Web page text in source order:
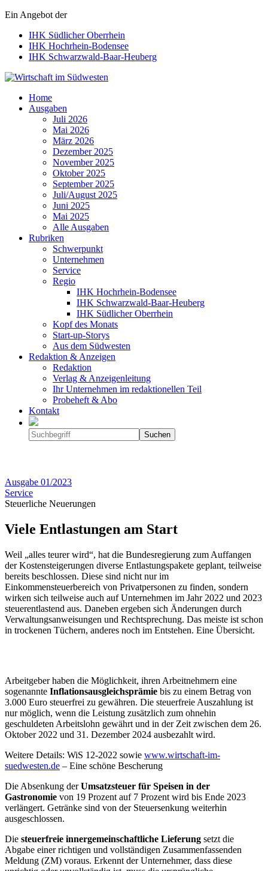
Ein Angebot der
IHK Südlicher Oberrhein
IHK Hochrhein-Bodensee
IHK Schwarzwald-Baar-Heuberg
Wirtschaft im Südwesten
Home
Ausgaben
Juli 2026
Mai 2026
März 2026
Dezember 2025
November 2025
Oktober 2025
September 2025
Juli/August 2025
Juni 2025
Mai 2025
Alle Ausgaben
Rubriken
Schwerpunkt
Unternehmen
Service
Regio
IHK Hochrhein-Bodensee
IHK Schwarzwald-Baar-Heuberg
IHK Südlicher Oberrhein
Kopf des Monats
Start-up-Storys
Aus dem Südwesten
Redaktion & Anzeigen
Redaktion
Verlag & Anzeigenleitung
Ihr Unternehmen im redaktionellen Teil
Probeheft & Abo
Kontakt
Ausgabe 01/2023
Service
Steuerliche Neuerungen
Viele Entlastungen am Start
Weil „alles teurer wird“, hat die Bundesregierung zum Auffangen
der Kostensteigerungen diverse Entlastungspakete geplant, teilweise
bereits beschlossen. Diese sind nicht nur im
Einkommensteuerbereich von Privatpersonen zu finden, sondern
wirken sich teilweise auch auf Unternehmen im Jahr 2022 und 2023
steuerentlastend aus. Daneben ergeben sich Änderungen durch
Verwaltungsanweisungen und Rechtsprechung. Das meiste ist schon
in trockenen Tüchern, anderes noch im Entstehen. Eine Übersicht.
Arbeitgeber haben die Möglichkeit, ihren Arbeitnehmern eine
sogenannte Inflationsausgleichsprämie bis zu einem Betrag von
3.000 Euro steuerfrei zu gewähren. Die steuerfreie Auszahlung ist
nur möglich, wenn die Leistung zusätzlich zum ohnehin
geschuldeten Arbeitslohn gewährt und in der Zeit zwischen dem 26.
Oktober 2022 und 31. Dezember 2024 ausbezahlt wird.
Weitere Details: WiS 12-2022 sowie www.wirtschaft-im-
suedwesten.de – Eine schöne Bescherung
Die Absenkung derUmsatzsteuer für Speisen in der
Gastronomie von 19 Prozent auf 7 Prozent wird bis Ende 2023
verlängert. Getränke sind von der Steuersenkung weiterhin
ausgeschlossen.
Die steuerfreie innergemeinschaftliche Lieferung setzt die
Abgabe einer richtigen und vollständigen Zusammenfassenden
Meldung (ZM) voraus. Erkennt der Unternehmer, dass diese